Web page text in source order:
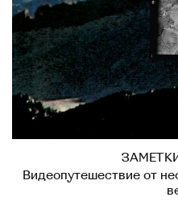
Видеопутешествие от